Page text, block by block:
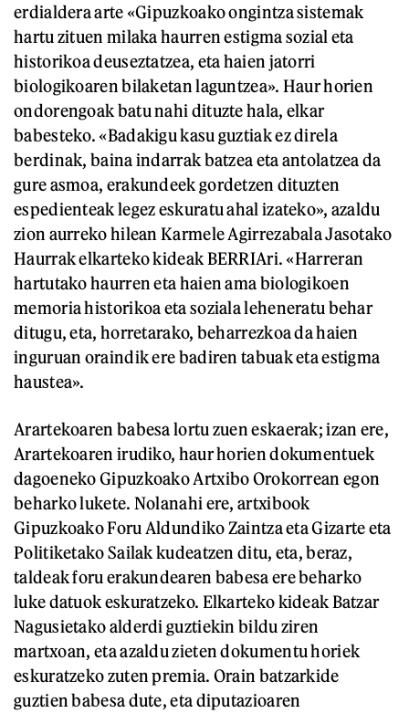
erdialdera arte «Gipuzkoako ongintza sistemak
hartu zituen milaka haurren estigma sozial eta
historikoa deuseztatzea, eta haien jatorri
biologikoaren bilaketan laguntzea». Haur horien
ondorengoak batu nahi dituzte hala, elkar
babesteko. «Badakigu kasu guztiak ez direla
berdinak, baina indarrak batzea eta antolatzea da
gure asmoa, erakundeek gordetzen dituzten
espedienteak legez eskuratu ahal izateko», azaldu
zion aurreko hilean Karmele Agirrezabala Jasotako
Haurrak elkarteko kideak BERRIAri. «Harreran
hartutako haurren eta haien ama biologikoen
memoria historikoa eta soziala leheneratu behar
ditugu, eta, horretarako, beharrezkoa da haien
inguruan oraindik ere badiren tabuak eta estigma
haustea».
Arartekoaren babesa lortu zuen eskaerak; izan ere,
Arartekoaren irudiko, haur horien dokumentuek
dagoeneko Gipuzkoako Artxibo Orokorrean egon
beharko lukete. Nolanahi ere, artxibook
Gipuzkoako Foru Aldundiko Zaintza eta Gizarte eta
Politiketako Sailak kudeatzen ditu, eta, beraz,
taldeak foru erakundearen babesa ere beharko
luke datuok eskuratzeko. Elkarteko kideak Batzar
Nagusietako alderdi guztiekin bildu ziren
martxoan, eta azaldu zieten dokumentu horiek
eskuratzeko zuten premia. Orain batzarkide
guztien babesa dute, eta diputazioaren